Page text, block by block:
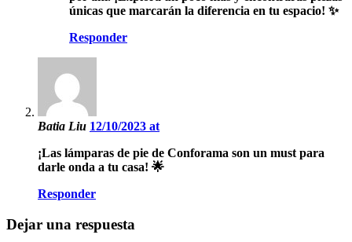
únicas que marcarán la diferencia en tu espacio! ✨
Responder
Batia Liu 12/10/2023 at
¡Las lámparas de pie de Conforama son un must para
darle onda a tu casa! 🌟
Responder
Dejar una respuesta